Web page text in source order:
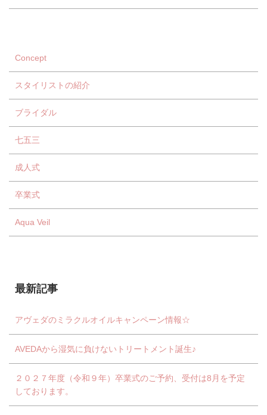
Concept
スタイリストの紹介
ブライダル
七五三
成人式
卒業式
Aqua Veil
最新記事
アヴェダのミラクルオイルキャンペーン情報☆
AVEDAから湿気に負けないトリートメント誕生♪
２０２７年度（令和９年）卒業式のご予約、受付は8月を予定
しております。